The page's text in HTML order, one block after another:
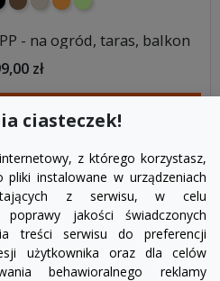
PP - na ogród, taras, balkon
zł
ciasteczek!
z którego korzystasz,
instalowane w urządzeniach
z serwisu, w celu
poprawy jakości świadczonych
treści serwisu do preferencji
użytkownika oraz dla celów
behawioralnego reklamy